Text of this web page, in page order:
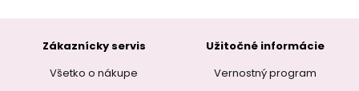
Zákaznícky servis
Všetko o nákupe
Užitočné informácie
Vernostný program